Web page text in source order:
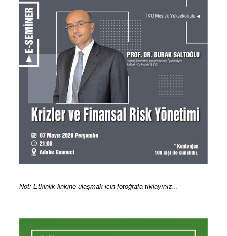
Not: Etkinlik linkine ulaşmak için fotoğrafa tıklayınız...